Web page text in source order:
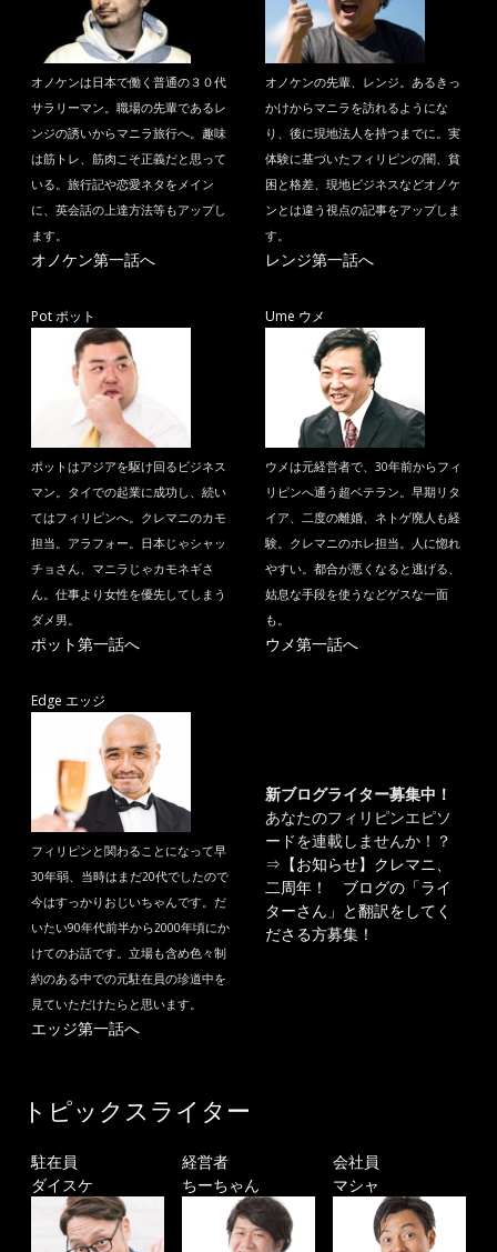
オノケンは日本で働く普通の３０代
サラリーマン。職場の先輩であるレ
ンジの誘いからマニラ旅行へ。趣味
は筋トレ、筋肉こそ正義だと思って
いる。旅行記や恋愛ネタをメイン
に、英会話の上達方法等もアップし
ます。
オノケン第一話へ
オノケンの先輩、レンジ。あるきっ
かけからマニラを訪れるようにな
り、後に現地法人を持つまでに。実
体験に基づいたフィリピンの闇、貧
困と格差、現地ビジネスなどオノケ
ンとは違う視点の記事をアップしま
す。
レンジ第一話へ
Pot ポット
ポットはアジアを駆け回るビジネス
マン。タイでの起業に成功し、続い
てはフィリピンへ。クレマニのカモ
担当。アラフォー。日本じゃシャッ
チョさん、マニラじゃカモネギさ
ん。仕事より女性を優先してしまう
ダメ男。
ポット第一話へ
Ume ウメ
ウメは元経営者で、30年前からフィ
リピンへ通う超ベテラン。早期リタ
イア、二度の離婚、ネトゲ廃人も経
験。クレマニのホレ担当。人に惚れ
やすい。都合が悪くなると逃げる、
姑息な手段を使うなどゲスな一面
も。
ウメ第一話へ
Edge エッジ
フィリピンと関わることになって早
30年弱、当時はまだ20代でしたので
今はすっかりおじいちゃんです。だ
いたい90年代前半から2000年頃にか
けてのお話です。立場も含め色々制
約のある中での元駐在員の珍道中を
見ていただけたらと思います。
エッジ第一話へ
新ブログライター募集中！
あなたのフィリピンエピソ
ードを連載しませんか！？
⇒ 【お知らせ】クレマニ、
二周年！ ブログの「ライ
ターさん」と翻訳をしてく
ださる方募集！
トピックスライター
駐在員
ダイスケ
経営者
ちーちゃん
会社員
マシャ